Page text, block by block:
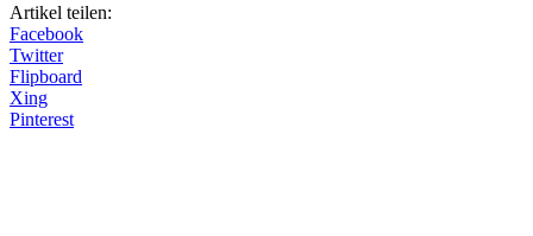
Artikel teilen:
Facebook
Twitter
Flipboard
Xing
Pinterest